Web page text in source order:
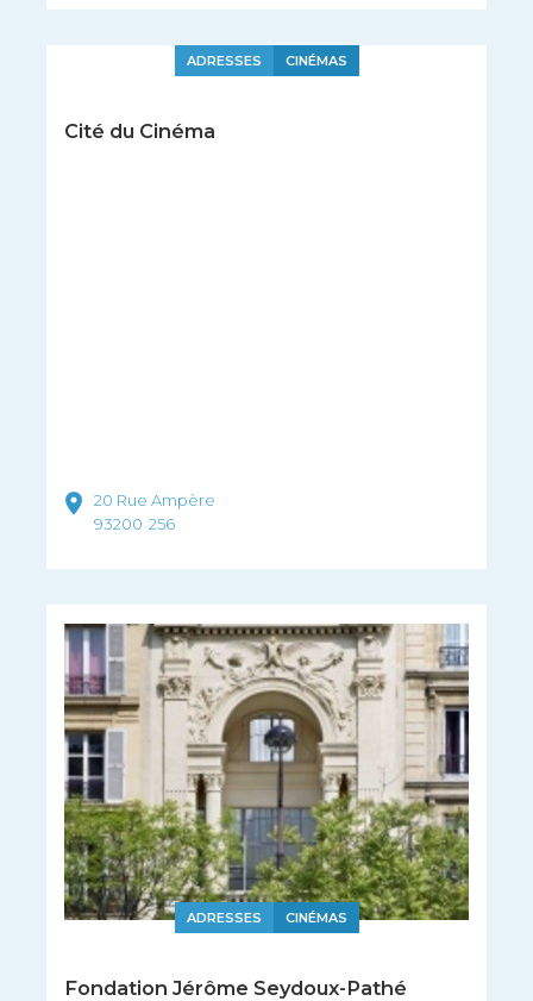
ADRESSES CINÉMAS
Cité du Cinéma
20 Rue Ampère
93200 256
ADRESSES CINÉMAS
Fondation Jérôme Seydoux-Pathé